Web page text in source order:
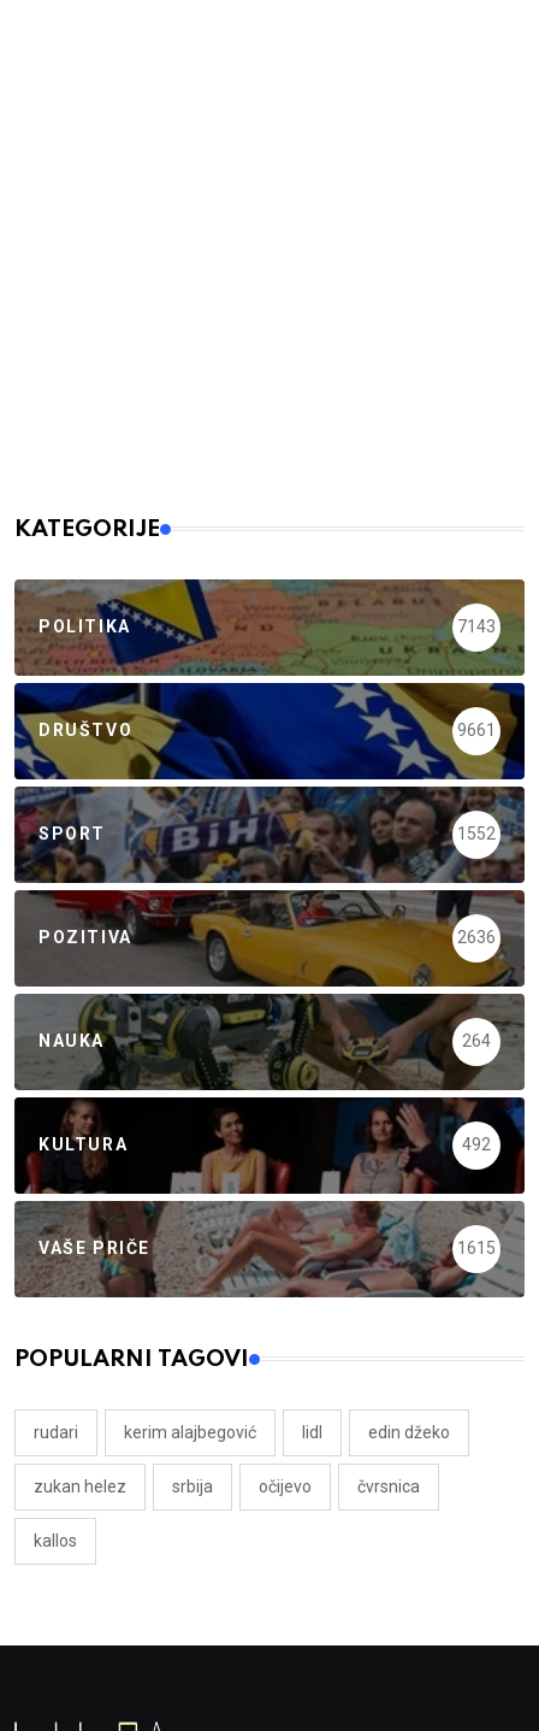
KATEGORIJE
POLITIKA 7143
DRUŠTVO 9661
SPORT 1552
POZITIVA 2636
NAUKA 264
KULTURA 492
VAŠE PRIČE 1615
POPULARNI TAGOVI
rudari kerim alajbegović lidl edin džeko
zukan helez srbija očijevo čvrsnica
kallos